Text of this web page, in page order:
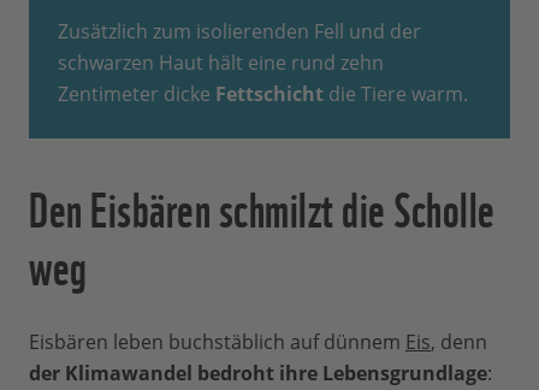
Zusätzlich zum isolierenden Fell und der
schwarzen Haut hält eine rund zehn
Zentimeter dicke Fettschicht die Tiere warm.
Den Eisbären schmilzt die Scholle
weg
Eisbären leben buchstäblich auf dünnem Eis, denn
der Klimawandel bedroht ihre Lebensgrundlage: